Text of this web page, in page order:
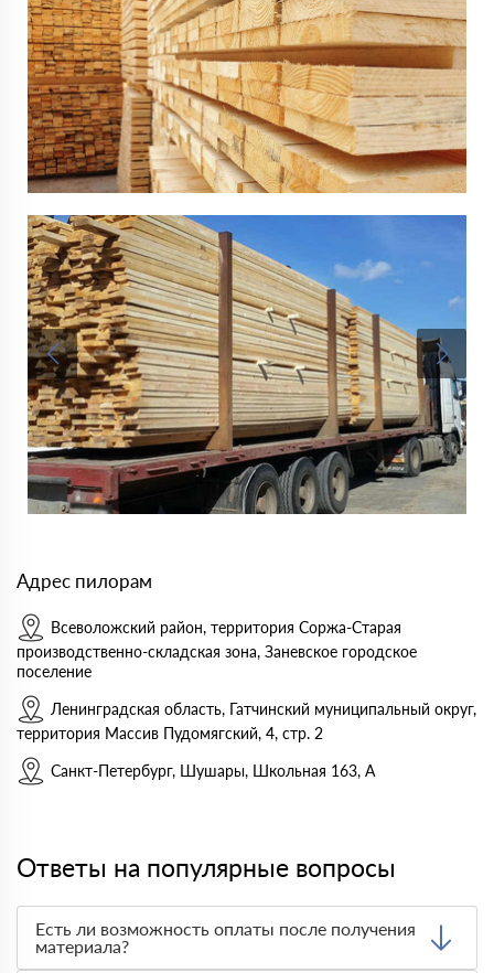
Адрес пилорам
Всеволожский район, территория Соржа-Старая
производственно-складская зона, Заневское городское
поселение
Ленинградская область, Гатчинский муниципальный округ,
территория Массив Пудомягский, 4, стр. 2
Санкт-Петербург, Шушары, Школьная 163, А
Ответы на популярные вопросы
Есть ли возможность оплаты после получения
материала?